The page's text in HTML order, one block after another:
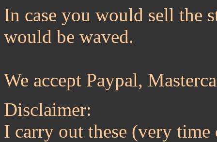
In case you would sell the
would be waved.
We accept Paypal,
Disclaimer:
I carry out these (very